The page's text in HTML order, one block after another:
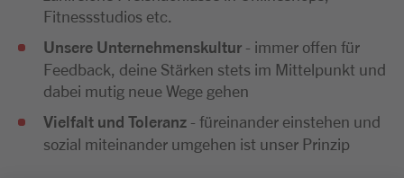
Fitnessstudios etc.
Unsere Unternehmenskultur - immer offen für
Feedback, deine Stärken stets im Mittelpunkt und
dabei mutig neue Wege gehen
Vielfalt und Toleranz - füreinander einstehen und
sozial miteinander umgehen ist unser Prinzip